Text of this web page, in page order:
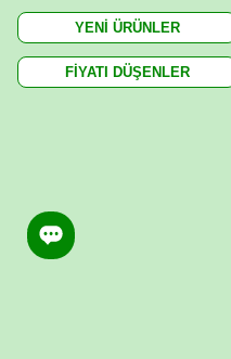
YENİ ÜRÜNLER
FİYATI DÜŞENLER